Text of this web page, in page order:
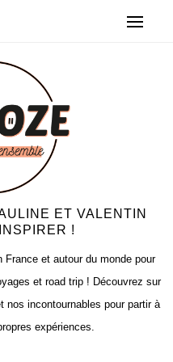
ET VALENTIN
!
France et autour du monde pour
et road trip ! Découvrez sur
incontournables pour partir à
expériences.